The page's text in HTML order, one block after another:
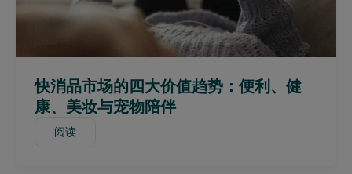
英国与爱尔兰
阿拉伯联合酋长国
英国
美国
越南
快消品市场的四大价值趋势：便利、健
康、美妆与宠物陪伴
阅读